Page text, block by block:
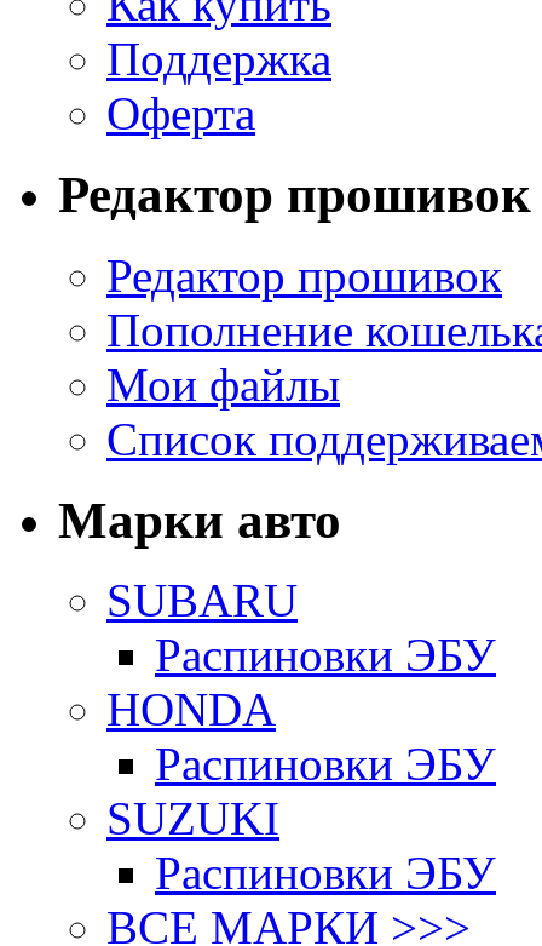
Поддержка
Оферта
Редактор прошивок
Редактор прошивок
Пополнение
Мои файлы
Список
Марки авто
SUBARU
Распиновки ЭБУ
HONDA
Распиновки ЭБУ
SUZUKI
Распиновки ЭБУ
ВСЕ МАРКИ >>>